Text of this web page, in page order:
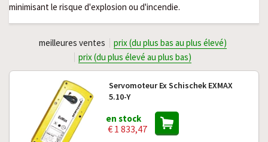
minimisant le risque d'explosion ou d'incendie.
meilleures ventes
prix (du plus bas au plus élevé)
prix (du plus élevé au plus bas)
Servomoteur Ex Schischek EXMAX
5.10-Y
en stock
€ 1 833,47